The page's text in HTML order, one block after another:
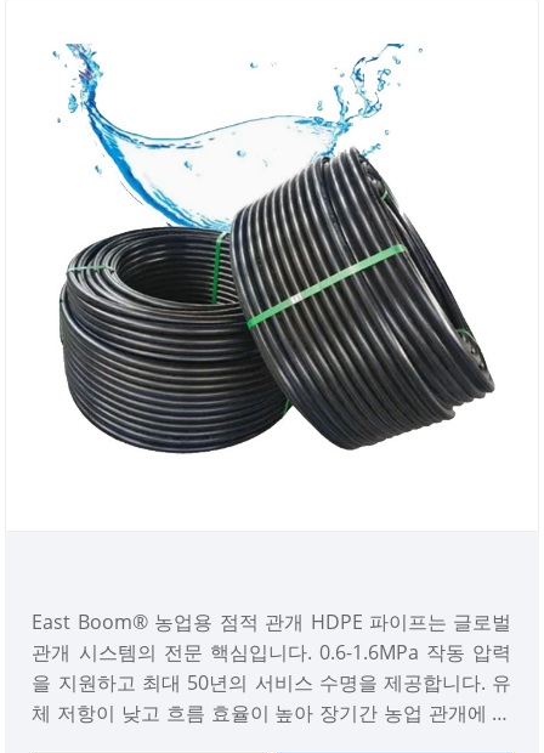
East Boom® 농업용 점적 관개 HDPE 파이프는 글로벌
관개 시스템의 전문 핵심입니다. 0.6-1.6MPa 작동 압력
을 지원하고 최대 50년의 서비스 수명을 제공합니다. 유
체 저항이 낮고 흐름 효율이 높아 장기간 농업 관개에 이